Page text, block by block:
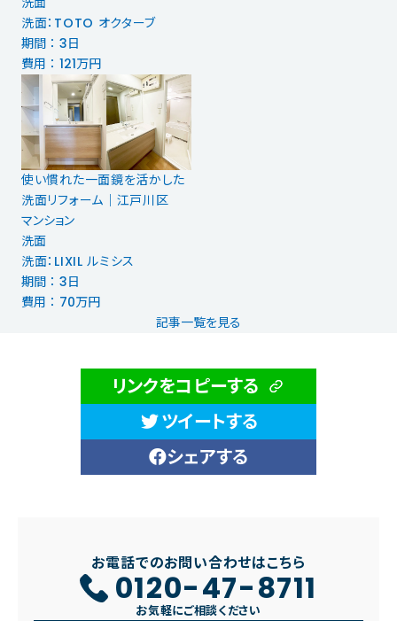
洗面：TOTO オクターブ
期間 ： 3日
費用 ： 121万円
使い慣れた一面鏡を活かした
洗面リフォーム｜江戸川区
マンション
洗面
洗面：LIXIL ルミシス
期間 ： 3日
費用 ： 70万円
記事一覧を見る
リンクをコピーする
ツイートする
シェアする
お電話でのお問い合わせはこちら
0120-47-8711
お気軽にご相談ください